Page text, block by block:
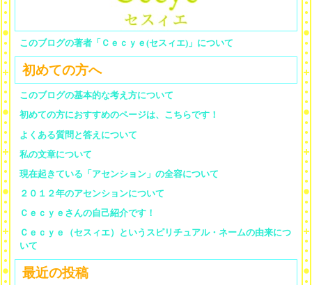
このブログの著者「Ｃｅｃｙｅ(セスィエ)」について
初めての方へ
このブログの基本的な考え方について
初めての方におすすめのページは、こちらです！
よくある質問と答えについて
私の文章について
現在起きている「アセンション」の全容について
２０１２年のアセンションについて
Ｃｅｃｙｅさんの自己紹介です！
Ｃｅｃｙｅ（セスィエ）というスピリチュアル・ネームの由来につ
いて
最近の投稿